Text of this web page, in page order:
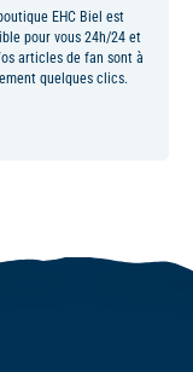
EHC Biel est
pour vous 24h/24 et
articles de fan sont à
quelques clics.